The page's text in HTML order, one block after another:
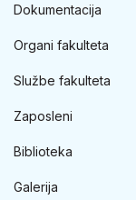
Dokumentacija
Organi fakulteta
Službe fakulteta
Zaposleni
Biblioteka
Galerija